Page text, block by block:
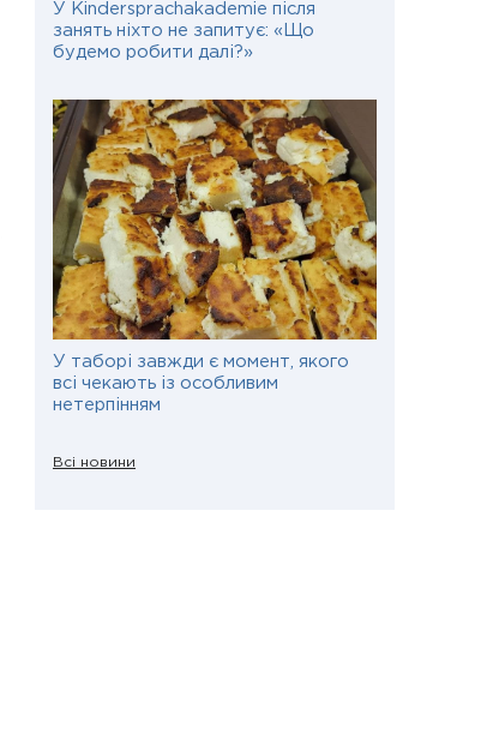
У Kindersprachakademie після
занять ніхто не запитує: «Що
будемо робити далі?»
У таборі завжди є момент, якого
всі чекають із особливим
нетерпінням
Всі новини